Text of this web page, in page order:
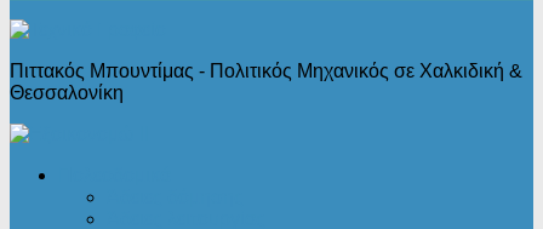
Πιττακός Μπουντίμας - Πολιτικός Μηχανικός σε Χαλκιδική &
Θεσσαλονίκη